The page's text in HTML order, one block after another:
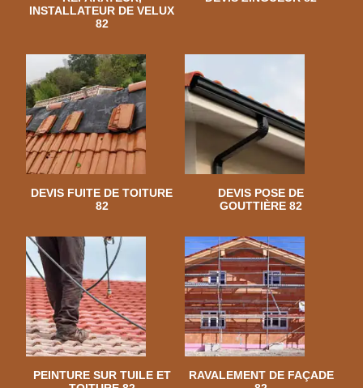
INSTALLATEUR DE VELUX
82
DEVIS FUITE DE TOITURE
82
DEVIS POSE DE
GOUTTIÈRE 82
PEINTURE SUR TUILE ET
RAVALEMENT DE FAÇADE